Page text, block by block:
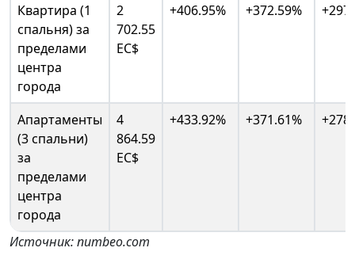
Квартира (1
спальня) за
пределами
центра
города
2
702.55
EC$
+406.95% +372.59%
Апартаменты
(3 спальни)
за
пределами
центра
города
4
864.59
EC$
+433.92% +371.61%
Источник: numbeo.com